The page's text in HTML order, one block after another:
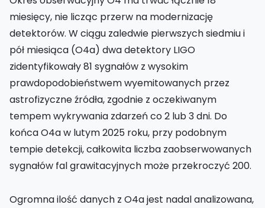
miesięcy, nie licząc przerw na modernizację
detektorów. W ciągu zaledwie pierwszych siedmiu i
pół miesiąca (O4a) dwa detektory LIGO
zidentyfikowały 81 sygnałów z wysokim
prawdopodobieństwem wyemitowanych przez
astrofizyczne źródła, zgodnie z oczekiwanym
tempem wykrywania zdarzeń co 2 lub 3 dni. Do
końca O4a w lutym 2025 roku, przy podobnym
tempie detekcji, całkowita liczba zaobserwowanych
sygnałów fal grawitacyjnych może przekroczyć 200.
Ogromna ilość danych z O4a jest nadal analizowana,